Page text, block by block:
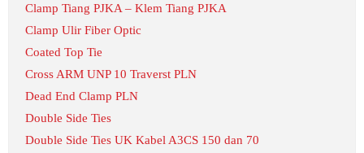
Clamp Tiang PJKA – Klem Tiang PJKA
Clamp Ulir Fiber Optic
Coated Top Tie
Cross ARM UNP 10 Traverst PLN
Dead End Clamp PLN
Double Side Ties
Double Side Ties UK Kabel A3CS 150 dan 70